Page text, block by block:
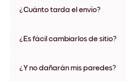
varios materiales y colores de
¿Cuánto tarda el envío?
disponibles en algunos países. Te
¿Es fácil cambiarlos de sitio?
ningún daño
¿Y no dañarán mis paredes?